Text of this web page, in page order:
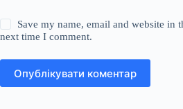
Save my name, email and website in
next time I comment.
Опублікувати коментар